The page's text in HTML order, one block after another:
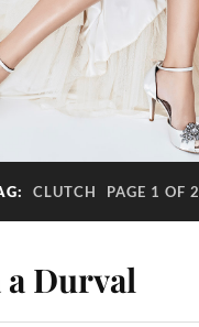
CLUTCH PAGE 1 OF 2
a Durval